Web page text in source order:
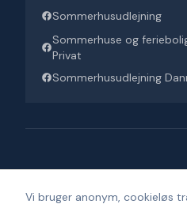
Sommerhusudlejning
Sommerhuse og
Privat
Sommerhusudlejning
Vi bruger anonym, cookieløs